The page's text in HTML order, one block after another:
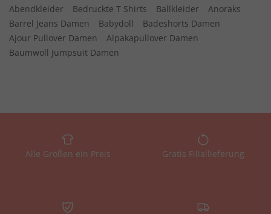
Abendkleider Bedruckte T Shirts Ballkleider
Anoraks
Barrel Jeans Damen
Babydoll
Badeshorts Damen
Ajour Pullover Damen
Alpakapullover Damen
Baumwoll Jumpsuit Damen
Alle Größen ein Preis Gratis Filiallieferung